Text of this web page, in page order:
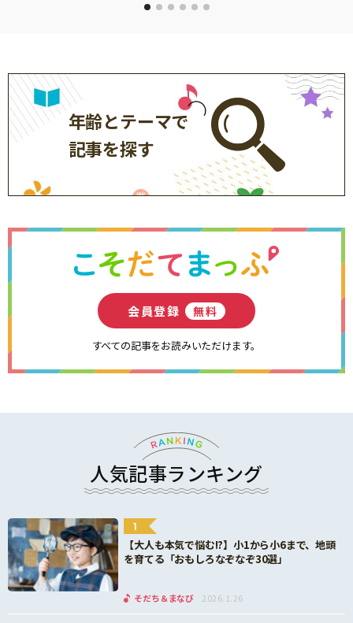
年齢とテーマで
記事を探す
会員登録 無料
すべての記事をお読みいただけます。
人気記事ランキング
1
【大人も本気で悩む!?】小1から小6まで、地頭
を育てる「おもしろなぞなぞ30選」
そだち＆まなび 2026.1.26